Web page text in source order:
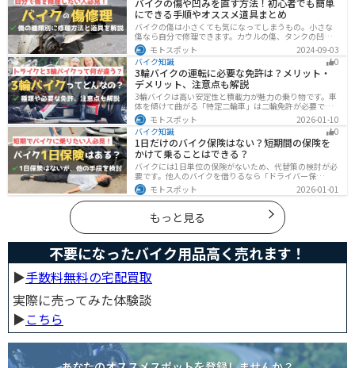
バイクの傷や凹みを直す方法！初心者でも簡単
にできる手順やオススメ道具まとめ
バイクの傷は小さくても気になってしまうもの。小さな
傷なら自分で修理できます。カウルの傷、タンクの凹
み、サビ、樹脂の劣化、ホイールの傷などあらゆる傷の
修理方法をまとめました。自分でバイクの傷を直したい
と思っている人は参考にしてください。
モトスポット
2024-09-03
バイク知識
0
3輪バイクの運転に必要な免許は？メリット・
デメリット、注意点も解説
3輪バイクは高い安定性と積載力が魅力の乗り物です。車
体を傾けて曲がる「特定二輪車」は二輪免許が必要です
が、自立する「トライク」は普通自動車免許で運転で
き、ヘルメット着用も任意です。維持費はバイク並みです
が、運転特性や駐車ルールは車種により異なるため、事
前の確認が大切です。
モトスポット
2026-01-10
バイク知識
0
1日だけのバイク保険はない？短期間の保険を
かけて乗ることはできる？
バイクには1日単位の保険がないため、代替策の検討が必
要です。他人のバイクを借りるなら「ドライバー保
険」、125cc以下で家族が車持ちなら「ファミリーバイク
特約」、自身のバイクなら「バイク保険の短期加入」が
有効です。手間を省くなら、任意保険込みの「レンタル
バイク」も選べます。
モトスポット 2026-01-01
もっと見る
不要になったバイク用品高く売れます！
▶︎手数料無料の宅配買取
実際に売ってみた体験談
▶︎こちら